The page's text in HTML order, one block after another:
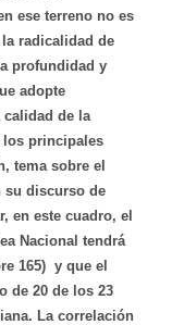
ese terreno no es
radicalidad de
profundidad y
adopte
calidad de la
los principales
tema sobre el
su discurso de
en este cuadro, el
Nacional tendrá
165) y que el
de 20 de los 23
La correlación